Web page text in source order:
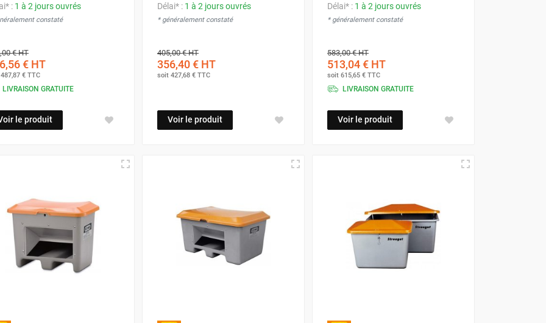
: 1 à 2 jours ouvrés
constaté
€HT
€ HT
487,87 € TTC
LIVRAISON GRATUITE
le produit
Délai* : 1 à 2 jours ouvrés
* généralement constaté
405,00 €HT
356,40 €HT
soit 427,68 €TTC
Voir le produit
Délai* : 1 à 2 jours ouvrés
* généralement constaté
583,00 €HT
513,04 €HT
soit 615,65 €TTC
LIVRAISON GRATUITE
Voir le produit